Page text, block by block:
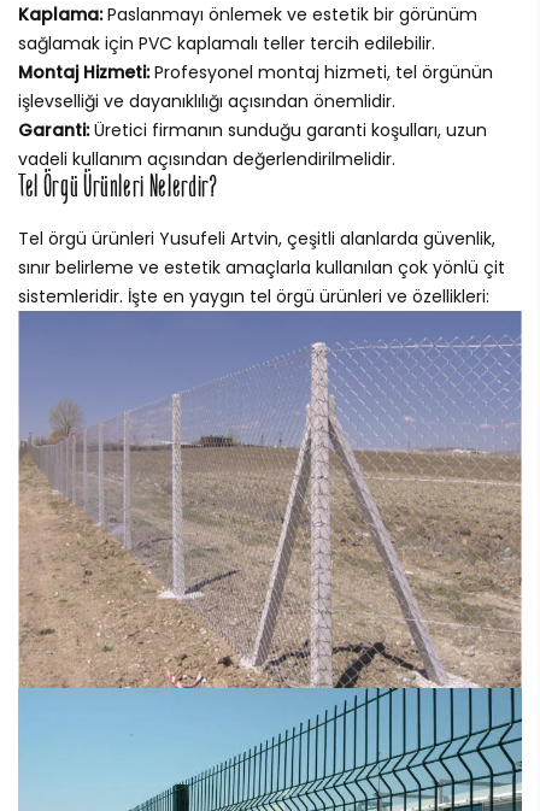
Kaplama:Paslanmayı önlemek ve estetik bir görünüm
sağlamak için PVC kaplamalı teller tercih edilebilir.
Montaj Hizmeti:Profesyonel montaj hizmeti, tel örgünün
işlevselliği ve dayanıklılığı açısından önemlidir.
Garanti:Üretici firmanın sunduğu garanti koşulları, uzun
vadeli kullanım açısından değerlendirilmelidir.
Tel Örgü Ürünleri Nelerdir?
Tel örgü ürünleri Yusufeli Artvin, çeşitli alanlarda güvenlik,
sınır belirleme ve estetik amaçlarla kullanılan çok yönlü çit
sistemleridir. İşte en yaygın tel örgü ürünleri ve özellikleri: